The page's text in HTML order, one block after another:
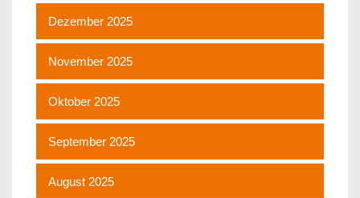
Dezember 2025
November 2025
Oktober 2025
September 2025
August 2025